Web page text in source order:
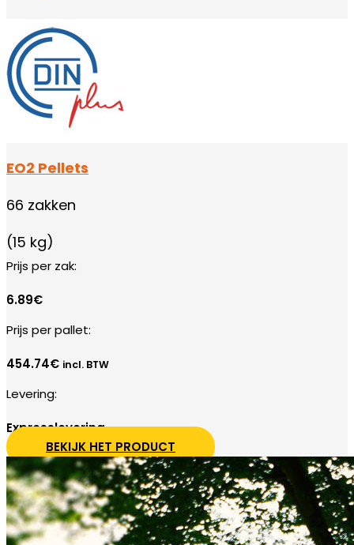
(165 beoordelingen)
EO2 Pellets
66 zakken
(15 kg)
Prijs per zak:
6.89€
Prijs per pallet:
454.74€ incl. BTW
Levering:
Expresslevering
BEKIJK HET PRODUCT